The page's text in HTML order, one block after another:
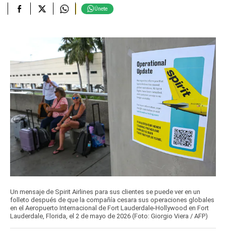
Únete
Un mensaje de Spirit Airlines para sus clientes se puede ver en un
folleto después de que la compañía cesara sus operaciones globales
en el Aeropuerto Internacional de Fort Lauderdale-Hollywood en Fort
Lauderdale, Florida, el 2 de mayo de 2026 (Foto: Giorgio Viera / AFP)